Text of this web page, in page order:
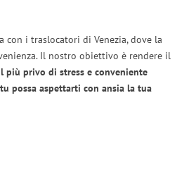
con i traslocatori di Venezia, dove la
Il nostro obiettivo è rendere il
più privo di stress e conveniente
possa aspettarti con ansia la tua